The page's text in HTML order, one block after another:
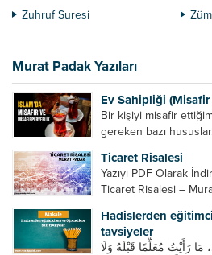
Zuhruf Suresi
Murat Padak Yazıları
Ev Sahipliği (Misafir
Bir kişiyi misafir
gereken bazı
önce, bir hafta önce
Ticaret Risalesi
Yazıyı PDF Olarak
Ticaret Risalesi –
ticaret yapmaktır.
yapmıştır. Hz. Hatice...
Hadislerden
tavsiyeler
رَأَيْتُ مُعَلِّمًا قَبْلَهُ وَلَا